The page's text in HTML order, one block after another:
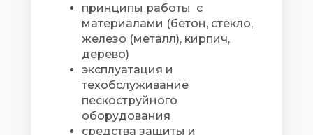
принципы работы с
материалами (бетон, стекло,
железо (металл), кирпич,
дерево)
эксплуатация и
техобслуживание
пескоструйного
оборудования
средства защиты и